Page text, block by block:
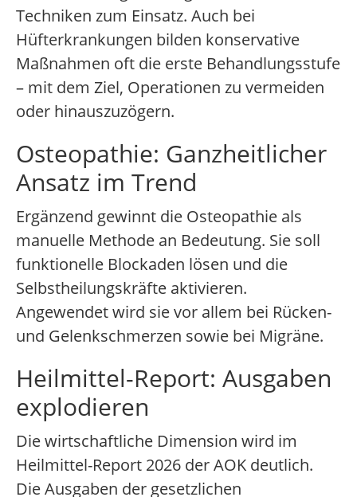
Techniken zum Einsatz. Auch bei
Hüfterkrankungen bilden konservative
Maßnahmen oft die erste Behandlungsstufe
– mit dem Ziel, Operationen zu vermeiden
oder hinauszuzögern.
Osteopathie: Ganzheitlicher
Ansatz im Trend
Ergänzend gewinnt die Osteopathie als
manuelle Methode an Bedeutung. Sie soll
funktionelle Blockaden lösen und die
Selbstheilungskräfte aktivieren.
Angewendet wird sie vor allem bei Rücken-
und Gelenkschmerzen sowie bei Migräne.
Heilmittel-Report: Ausgaben
explodieren
Die wirtschaftliche Dimension wird im
Heilmittel-Report 2026 der AOK deutlich.
Die Ausgaben der gesetzlichen